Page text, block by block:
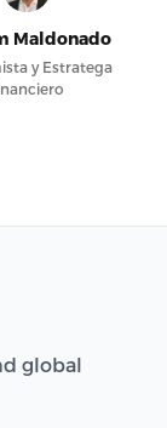
Maldonado
y Estratega
global